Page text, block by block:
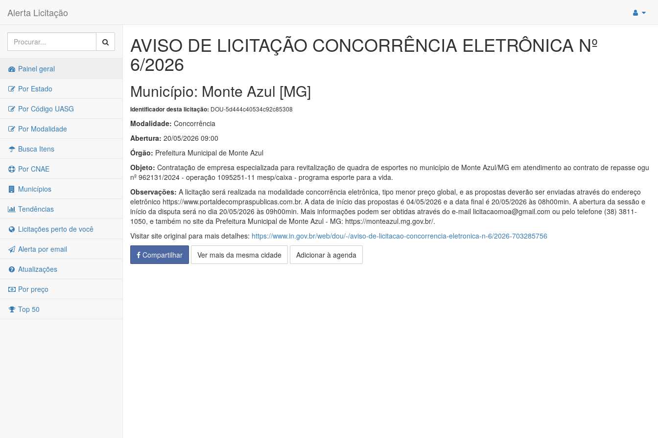
Alerta Licitação
Painel geral
Por Estado
Por Código UASG
Por Modalidade
Busca Itens
Por CNAE
Municípios
Tendências
Licitações perto de você
Alerta por email
Atualizações
Por preço
Top 50
AVISO DE LICITAÇÃO CONCORRÊNCIA ELETRÔNICA Nº
6/2026
Município: Monte Azul [MG]
Identificador desta licitação: DOU-5d444c40534c92c85308
Modalidade: Concorrência
Abertura: 20/05/2026 09:00
Órgão: Prefeitura Municipal de Monte Azul
Objeto: Contratação de empresa especializada para revitalização de quadra de esportes no município de Monte Azul/MG em atendimento ao contrato de repasse ogu
nº 962131/2024 - operação 1095251-11 mesp/caixa - programa esporte para a vida.
Observações: A licitação será realizada na modalidade concorrência eletrônica, tipo menor preço global, e as propostas deverão ser enviadas através do endereço
eletrônico https://www.portaldecompraspublicas.com.br. A data de início das propostas é 04/05/2026 e a data final é 20/05/2026 às 08h00min. A abertura da sessão e
início da disputa será no dia 20/05/2026 às 09h00min. Mais informações podem ser obtidas através do e-mail licitacaomoa@gmail.com ou pelo telefone (38) 3811-
1050, e também no site da Prefeitura Municipal de Monte Azul - MG: https://monteazul.mg.gov.br/.
Visitar site original para mais detalhes: https://www.in.gov.br/web/dou/-/aviso-de-licitacao-concorrencia-eletronica-n-6/2026-703285756
Compartilhar
Ver mais da mesma cidade Adicionar à agenda